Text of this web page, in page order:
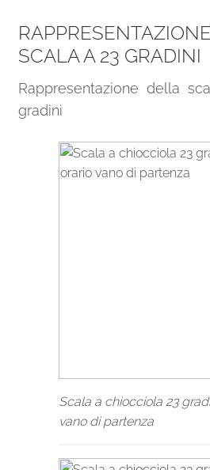
SCALA A 23 GRADINI
Rappresentazione della
gradini
Scala a chiocciola 23
vano di partenza